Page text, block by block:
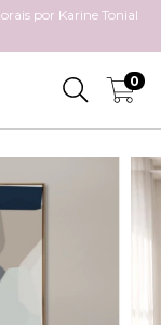
por Karine Tonial
0